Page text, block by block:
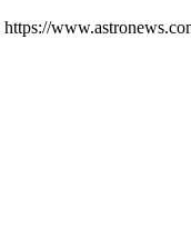
https://